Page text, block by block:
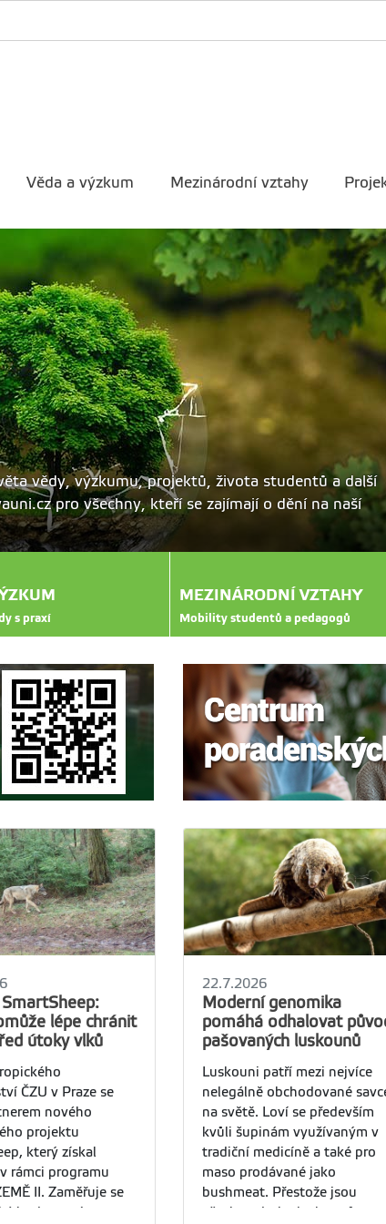
Věda a výzkum Mezinárodní vztahy
vědy, výzkumu, projektů, života studentů a další
pro všechny, kteří se zajímají o dění na naší
s praxí
MEZINÁRODNÍ VZTAHY
Mobility studentů a pedagogů
lépe chránit
útoky vlků
ČZU v Praze se
nového
projektu
který získal
rámci programu
II. Zaměřuje se
hodnocení
22.7.2026
Moderní genomika
pomáhá odhalovat
pašovaných luskounů
Luskouni patří mezi nejvíce
nelegálně obchodované
na světě. Loví se především
kvůli šupinám využívaným v
tradiční medicíně a také pro
maso prodávané jako
bushmeat. Přestože jsou
všechny druhy luskounů